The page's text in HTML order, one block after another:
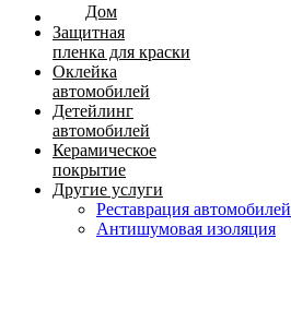
Дом
Защитная
пленка для краски
Оклейка
автомобилей
Детейлинг
автомобилей
Керамическое
покрытие
Другие услуги
Реставрация автомобилей
Антишумовая изоляция